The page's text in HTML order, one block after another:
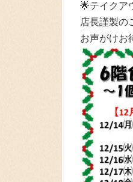
🌟テイクア
店長謹製
お声がけお